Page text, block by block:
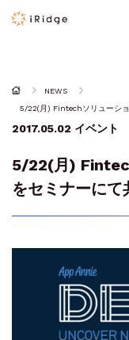
NEWS
5/22(月) Fintechソリューショ
2017.05.02 イベント
5/22(月)
をセミナーにて